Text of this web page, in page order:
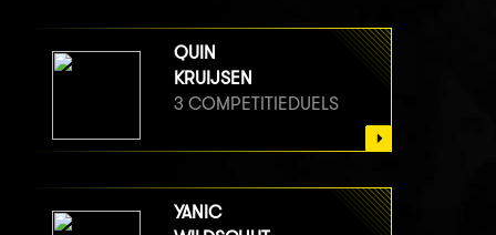
QUIN
KRUIJSEN
3 COMPETITIEDUELS
YANIC